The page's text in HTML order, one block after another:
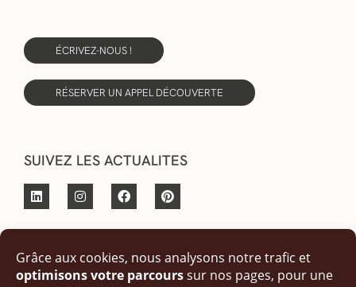
ÉCRIVEZ-NOUS !
RÉSERVER UN APPEL DÉCOUVERTE
SUIVEZ LES ACTUALITES